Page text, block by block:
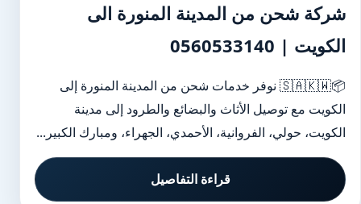
شركة شحن من المدينة المنورة الى
الكويت | 0560533140
📦🇸🇦🇰🇼 نوفر خدمات شحن من المدينة المنورة إلى
الكويت مع توصيل الأثاث والبضائع والطرود إلى مدينة
الكويت، حولي، الفروانية، الأحمدي، الجهراء، ومبارك الكبير...
قراءة التفاصيل